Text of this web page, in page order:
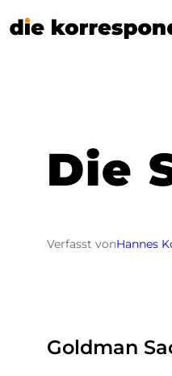
Die
Verfasst vonHannes
Goldman